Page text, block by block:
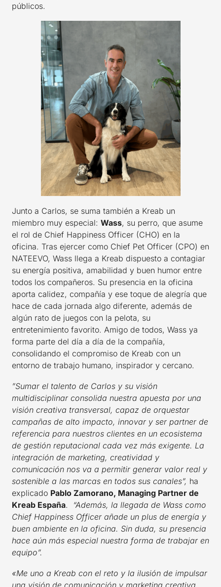
públicos.
Junto a Carlos, se suma también a Kreab un
miembro muy especial: Wass, su perro, que asume
el rol de Chief Happiness Officer (CHO) en la
oficina. Tras ejercer como Chief Pet Officer (CPO) en
NATEEVO, Wass llega a Kreab dispuesto a contagiar
su energía positiva, amabilidad y buen humor entre
todos los compañeros. Su presencia en la oficina
aporta calidez, compañía y ese toque de alegría que
hace de cada jornada algo diferente, además de
algún rato de juegos con la pelota, su
entretenimiento favorito. Amigo de todos, Wass ya
forma parte del día a día de la compañía,
consolidando el compromiso de Kreab con un
entorno de trabajo humano, inspirador y cercano.
”Sumar el talento de Carlos y su visión
multidisciplinar consolida nuestra apuesta por una
visión creativa transversal, capaz de orquestar
campañas de alto impacto, innovar y ser partner de
referencia para nuestros clientes en un ecosistema
de gestión reputacional cada vez más exigente. La
integración de marketing, creatividad y
comunicación nos va a permitir generar valor real y
sostenible a las marcas en todos sus canales”, ha
explicado Pablo Zamorano, Managing Partner de
Kreab España. “Además, la llegada de Wass como
Chief Happiness Officer añade un plus de energía y
buen ambiente en la oficina. Sin duda, su presencia
hace aún más especial nuestra forma de trabajar en
equipo”.
«Me uno a Kreab con el reto y la ilusión de impulsar
una visión de comunicación y marketing creativa,